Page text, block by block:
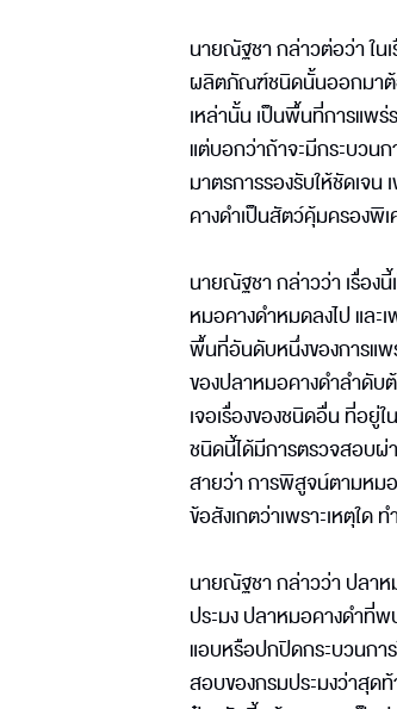
นายณัฐชา กล่าวต่อว่า ใน
ผลิตภัณฑ์ชนิดนั้นออกมาต้อ
เหล่านั้น เป็นพื้นที่การแพร่
แต่บอกว่าถ้าจะมีกระบวน
มาตรการรองรับให้ชัดเจ
คางดำเป็นสัตว์คุ้มครองพิ
นายณัฐชา กล่าวว่า เรื่องนี้
หมอคางดำหมดลงไป และ
พื้นที่อันดับหนึ่งของการแพ
ของปลาหมอคางดำลำดับ
เจอเรื่องของชนิดอื่น ที่อ
ชนิดนี้ได้มีการตรวจสอบผ่
สายว่า การพิสูจน์ตามหมอ
ข้อสังเกตว่าเพราะเหตุใด
นายณัฐชา กล่าวว่า ปลาห
ประมง ปลาหมอคางดำที่พ
แอบหรือปกปิดกระบวนกา
สอบของกรมประมงว่าสุด